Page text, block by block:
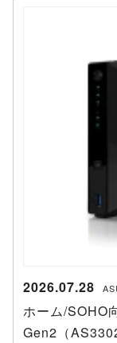
2026.07.28
ホーム/SOHO
Gen2（